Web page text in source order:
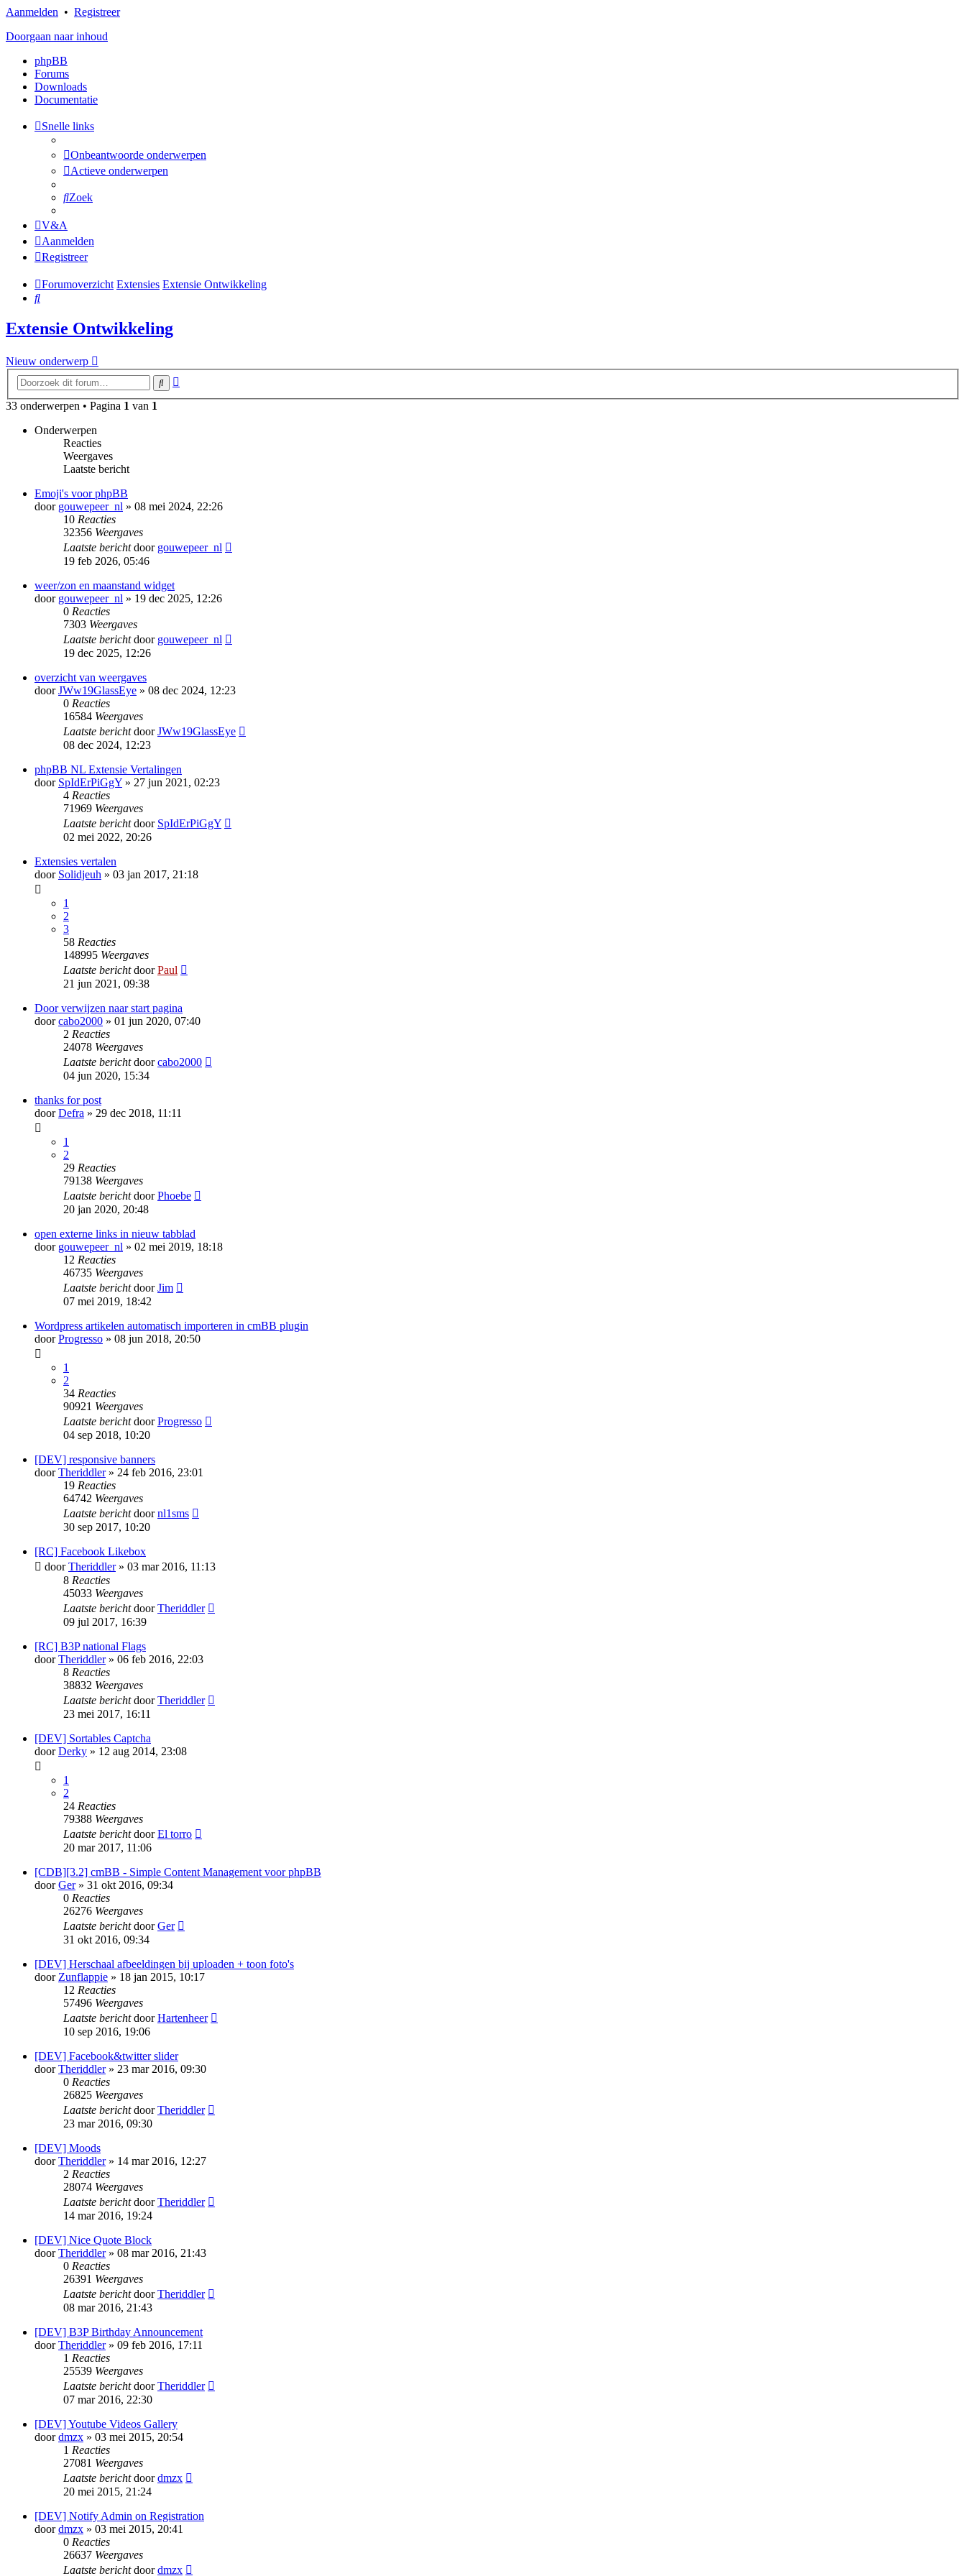
Aanmelden • Registreer
Doorgaan naar inhoud
phpBB
Forums
Downloads
Documentatie
Snelle links
Onbeantwoorde onderwerpen
Actieve onderwerpen
Zoek
V&A
Aanmelden
Registreer
Forumoverzicht Extensies Extensie Ontwikkeling
Zoek
Extensie Ontwikkeling
Nieuw onderwerp
Zoek
33 onderwerpen • Pagina 1 van 1
Onderwerpen
Reacties
Weergaves
Laatste bericht
Emoji's voor phpBB
door gouwepeer_nl » 08 mei 2024, 22:26
10 Reacties
32356 Weergaves
Laatste berichtdoor gouwepeer_nl
19 feb 2026, 05:46
weer/zon en maanstand widget
door gouwepeer_nl » 19 dec 2025, 12:26
0 Reacties
7303 Weergaves
Laatste berichtdoor gouwepeer_nl
19 dec 2025, 12:26
overzicht van weergaves
doorJWw19GlassEye » 08 dec 2024, 12:23
0 Reacties
16584 Weergaves
Laatste berichtdoorJWw19GlassEye
08 dec 2024, 12:23
phpBB NL Extensie Vertalingen
door SpIdErPiGgY » 27 jun 2021, 02:23
4 Reacties
71969 Weergaves
Laatste berichtdoor SpIdErPiGgY
02 mei 2022, 20:26
Extensies vertalen
door Solidjeuh » 03 jan 2017, 21:18
1
2
3
58 Reacties
148995 Weergaves
Laatste berichtdoorPaul
21 jun 2021, 09:38
Door verwijzen naar start pagina
doorcabo2000 » 01 jun 2020, 07:40
2 Reacties
24078 Weergaves
Laatste berichtdoorcabo2000
04 jun 2020, 15:34
thanks for post
doorDefra » 29 dec 2018, 11:11
1
2
29 Reacties
79138 Weergaves
Laatste berichtdoorPhoebe
20 jan 2020, 20:48
open externe links in nieuw tabblad
door gouwepeer_nl » 02 mei 2019, 18:18
12 Reacties
46735 Weergaves
Laatste berichtdoorJim
07 mei 2019, 18:42
Wordpress artikelen automatisch importeren in cmBB plugin
doorProgresso » 08 jun 2018, 20:50
1
2
34 Reacties
90921 Weergaves
Laatste berichtdoorProgresso
04 sep 2018, 10:20
[DEV] responsive banners
doorTheriddler» 24 feb 2016, 23:01
19 Reacties
64742 Weergaves
Laatste berichtdoornl1sms
30 sep 2017, 10:20
[RC] Facebook Likebox
doorTheriddler» 03 mar 2016, 11:13
8 Reacties
45033 Weergaves
Laatste berichtdoorTheriddler
09 jul 2017, 16:39
[RC] B3P national Flags
doorTheriddler» 06 feb 2016, 22:03
8 Reacties
38832 Weergaves
Laatste berichtdoorTheriddler
23 mei 2017, 16:11
[DEV] Sortables Captcha
doorDerky » 12 aug 2014, 23:08
1
2
24 Reacties
79388 Weergaves
Laatste berichtdoorEl torro
20 mar 2017, 11:06
[CDB][3.2] cmBB - Simple Content Management voor phpBB
doorGer» 31 okt 2016, 09:34
0 Reacties
26276 Weergaves
Laatste berichtdoorGer
31 okt 2016, 09:34
[DEV] Herschaal afbeeldingen bij uploaden + toon foto's
doorZunflappie » 18 jan 2015, 10:17
12 Reacties
57496 Weergaves
Laatste berichtdoorHartenheer
10 sep 2016, 19:06
[DEV] Facebook&twitter slider
doorTheriddler» 23 mar 2016, 09:30
0 Reacties
26825 Weergaves
Laatste berichtdoorTheriddler
23 mar 2016, 09:30
[DEV] Moods
doorTheriddler» 14 mar 2016, 12:27
2 Reacties
28074 Weergaves
Laatste berichtdoorTheriddler
14 mar 2016, 19:24
[DEV] Nice Quote Block
doorTheriddler» 08 mar 2016, 21:43
0 Reacties
26391 Weergaves
Laatste berichtdoorTheriddler
08 mar 2016, 21:43
[DEV] B3P Birthday Announcement
doorTheriddler» 09 feb 2016, 17:11
1 Reacties
25539 Weergaves
Laatste berichtdoorTheriddler
07 mar 2016, 22:30
[DEV] Youtube Videos Gallery
doordmzx » 03 mei 2015, 20:54
1 Reacties
27081 Weergaves
Laatste berichtdoordmzx
20 mei 2015, 21:24
[DEV] Notify Admin on Registration
doordmzx » 03 mei 2015, 20:41
0 Reacties
26637 Weergaves
Laatste berichtdoordmzx